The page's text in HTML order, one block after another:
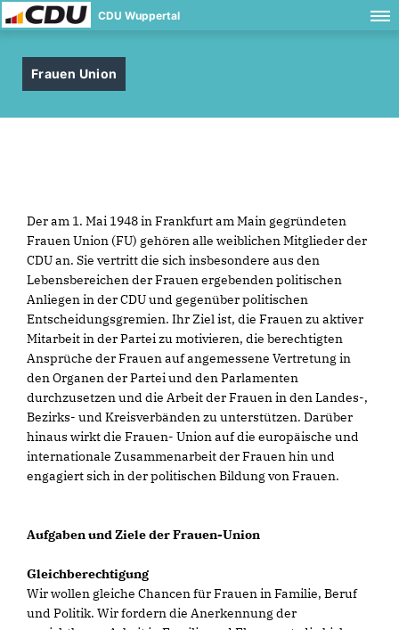
CDU Wuppertal
Frauen Union
Der am 1. Mai 1948 in Frankfurt am Main gegründeten
Frauen Union (FU) gehören alle weiblichen Mitglieder der
CDU an. Sie vertritt die sich insbesondere aus den
Lebensbereichen der Frauen ergebenden politischen
Anliegen in der CDU und gegenüber politischen
Entscheidungsgremien. Ihr Ziel ist, die Frauen zu aktiver
Mitarbeit in der Partei zu motivieren, die berechtigten
Ansprüche der Frauen auf angemessene Vertretung in
den Organen der Partei und den Parlamenten
durchzusetzen und die Arbeit der Frauen in den Landes-,
Bezirks- und Kreisverbänden zu unterstützen. Darüber
hinaus wirkt die Frauen- Union auf die europäische und
internationale Zusammenarbeit der Frauen hin und
engagiert sich in der politischen Bildung von Frauen.
Aufgaben und Ziele der Frauen-Union
Gleichberechtigung
Wir wollen gleiche Chancen für Frauen in Familie, Beruf
und Politik. Wir fordern die Anerkennung der